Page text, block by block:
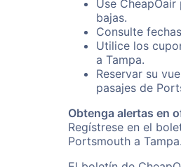
Use
bajas.
Consulte
Utilice los
a Tampa.
Reservar su
pasajes de
Obtenga alertas en
Regístrese en el
Portsmouth a Tampa.